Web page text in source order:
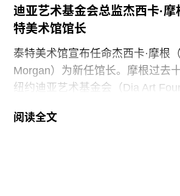
成为全球市值最高的企业之一，也
浪潮中的核心企业。此次向范德堡
的同时，
迪亚艺术基金会总监杰西卡·
特美术馆馆长
泰特美术馆宣布任命杰西卡·摩根
Morgan）为新任馆长。摩根过去
纽约迪亚艺术基金会（Dia Art
位，后者在担任馆长九年后于今年
阅读全文